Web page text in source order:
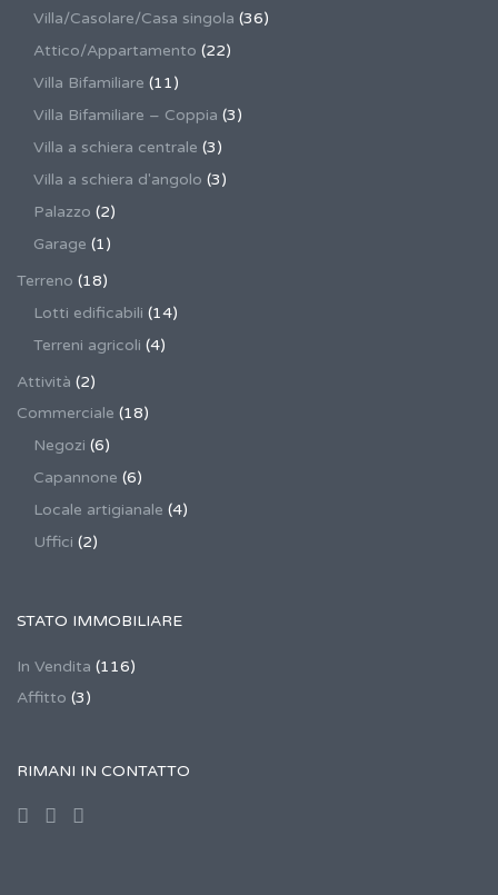
Villa/Casolare/Casa singola (36)
Attico/Appartamento (22)
Villa Bifamiliare (11)
Villa Bifamiliare – Coppia (3)
Villa a schiera centrale (3)
Villa a schiera d'angolo (3)
Palazzo (2)
Garage (1)
Terreno (18)
Lotti edificabili (14)
Terreni agricoli (4)
Attività (2)
Commerciale (18)
Negozi (6)
Capannone (6)
Locale artigianale (4)
Uffici (2)
STATO IMMOBILIARE
In Vendita (116)
Affitto (3)
RIMANI IN CONTATTO